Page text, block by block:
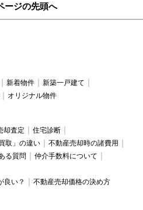
ージの先頭へ
新着物件
新築一戸建て
オリジナル物件
却査定
住宅診断
取」の違い
不動産売却時の諸費用
る質問
仲介手数料について
良い？
不動産売却価格の決め方